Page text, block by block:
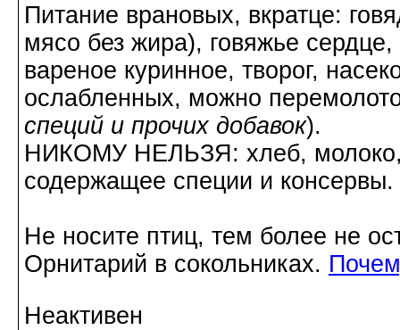
Питание врановых, вкратце:
мясо без жира), говяжье
вареное куринное, творог,
ослабленных, можно
специй и прочих добавок).
НИКОМУ НЕЛЬЗЯ: хлеб, молоко,
содержащее специи и консервы.
Не носите птиц, тем более не
Орнитарий в сокольниках.
Неактивен